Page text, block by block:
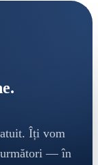
Îți vom
următori — în